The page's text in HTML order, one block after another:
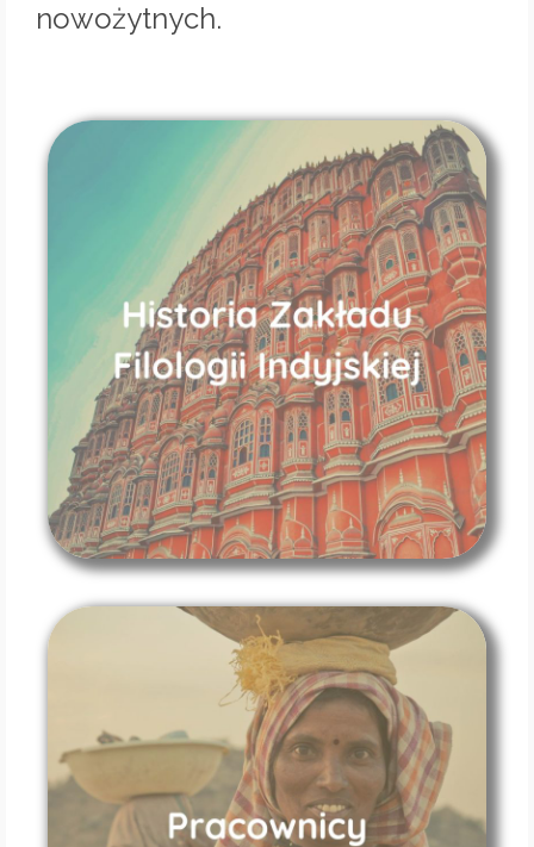
nowożytnych.